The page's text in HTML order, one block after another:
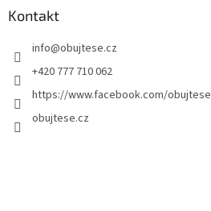
Kontakt
info@obujtese.cz
+420 777 710 062
https://www.facebook.com/obujtese
obujtese.cz